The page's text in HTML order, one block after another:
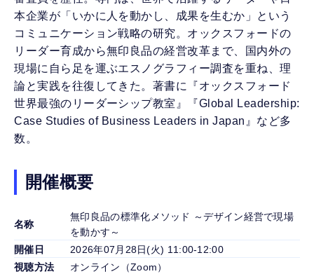
本企業が「いかに人を動かし、成果を生むか」という
コミュニケーション戦略の研究。オックスフォードの
リーダー育成から無印良品の経営改革まで、国内外の
現場に自ら足を運ぶエスノグラフィー調査を重ね、理
論と実践を往復してきた。著書に『オックスフォード
世界最強のリーダーシップ教室』『Global Leadership:
Case Studies of Business Leaders in Japan』など多
数。
開催概要
名称
無印良品の標準化メソッド ～デザイン経営で現場
を動かす～
開催日
2026年07月28日(火) 11:00-12:00
視聴方法
オンライン（Zoom）